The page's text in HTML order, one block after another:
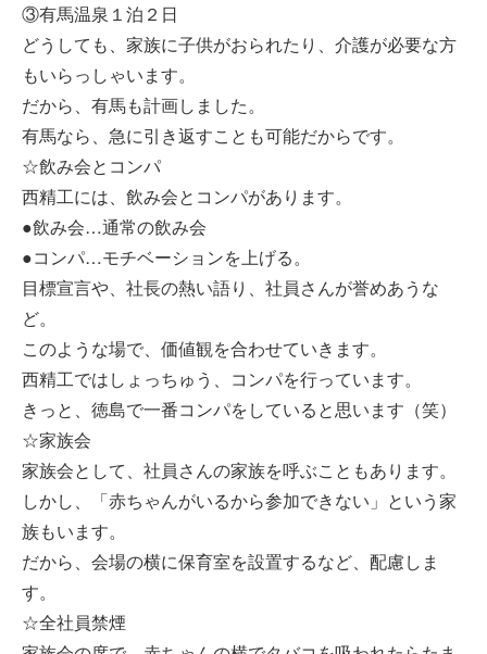
③有馬温泉１泊２日
どうしても、家族に子供がおられたり、介護が必要な方
もいらっしゃいます。
だから、有馬も計画しました。
有馬なら、急に引き返すことも可能だからです。
☆飲み会とコンパ
西精工には、飲み会とコンパがあります。
●飲み会…通常の飲み会
●コンパ…モチベーションを上げる。
目標宣言や、社長の熱い語り、社員さんが誉めあうな
ど。
このような場で、価値観を合わせていきます。
西精工ではしょっちゅう、コンパを行っています。
きっと、徳島で一番コンパをしていると思います（笑）
☆家族会
家族会として、社員さんの家族を呼ぶこともあります。
しかし、「赤ちゃんがいるから参加できない」という家
族もいます。
だから、会場の横に保育室を設置するなど、配慮しま
す。
☆全社員禁煙